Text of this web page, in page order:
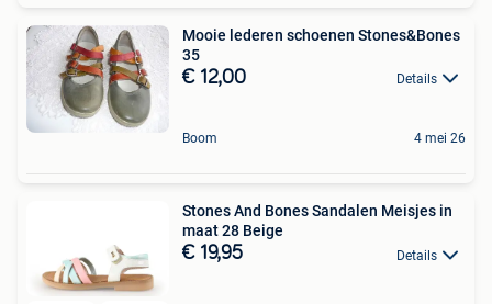
Mooie lederen schoenen Stones&Bones
35
€ 12,00 Details
Boom 4 mei 26
Stones And Bones Sandalen Meisjes in
maat 28 Beige
€ 19,95 Details